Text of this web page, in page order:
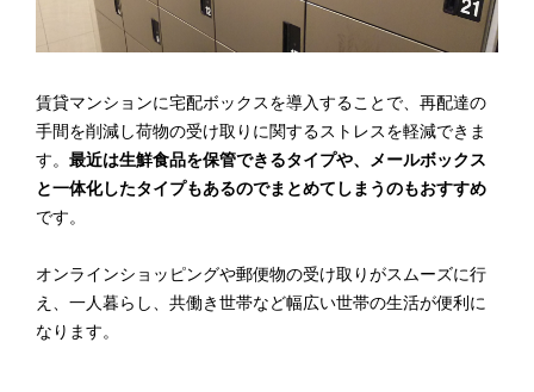
賃貸マンションに宅配ボックスを導入することで、再配達の
手間を削減し荷物の受け取りに関するストレスを軽減できま
す。 最近は生鮮食品を保管できるタイプや、メールボックス
と一体化したタイプもあるのでまとめてしまうのもおすすめ
です。
オンラインショッピングや郵便物の受け取りがスムーズに行
え、一人暮らし、共働き世帯など幅広い世帯の生活が便利に
なります。